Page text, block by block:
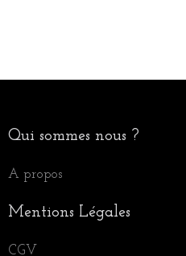
Qui sommes nous ?
A propos
Mentions Légales
CGV